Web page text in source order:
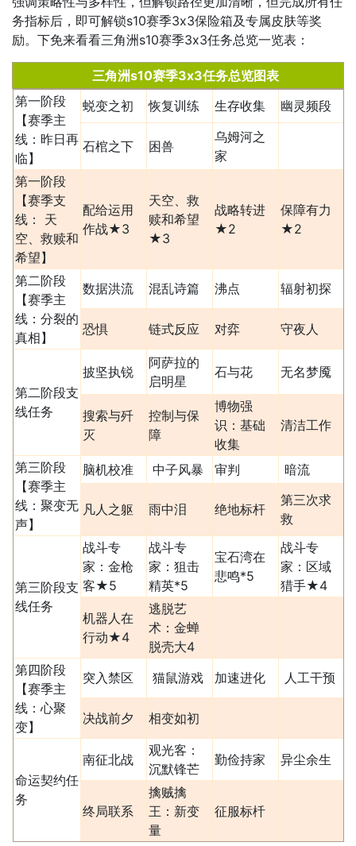
务指标后，即可解锁s10赛季3x3保险箱及专属皮肤等奖
励。下免来看看三角洲s10赛季3x3任务总览一览表：
三角洲s10赛季3x3任务总览图表
第一阶段
【赛季主
线：昨日再
临】
蜕变之初 恢复训练 生存收集 幽灵频段
石棺之下 困兽
乌姆河之
家
第一阶段
【赛季支
线： 天
空、救赎和
希望】
配给运用
作战★3
天空、救
赎和希望
★3
战略转进
★2
保障有力
★2
第二阶段
【赛季主
线：分裂的
真相】
数据洪流 混乱诗篇 沸点 辐射初探
恐惧 链式反应 对弈 守夜人
第二阶段支
线任务
披坚执锐
阿萨拉的
启明星
石与花 无名梦魇
搜索与歼
灭
控制与保
障
博物强
识：基础
收集
清洁工作
第三阶段
【赛季主
线：聚变无
声】
脑机校准 中子风暴 审判 暗流
凡人之躯 雨中泪 绝地标杆
第三次求
救
第三阶段支
线任务
战斗专
家：金枪
客★5
战斗专
家：狙击
精英*5
宝石湾在
悲鸣*5
战斗专
家：区域
猎手★4
机器人在
行动★4
逃脱艺
术：金蝉
脱壳大4
第四阶段
【赛季主
线：心聚
变】
突入禁区 猫鼠游戏 加速进化 人工干预
决战前夕 相变如初
命运契约任
务
南征北战
观光客：
沉默锋芒
勤俭持家 异尘余生
终局联系
擒贼擒
王：新变
量
征服标杄